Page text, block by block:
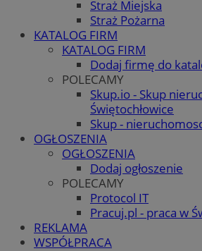
Straż Miejska
Straż Pożarna
KATALOG FIRM
KATALOG FIRM
Dodaj firmę do
POLECAMY
Skup.io - Skup
Świętochłowice
Skup -
OGŁOSZENIA
OGŁOSZENIA
Dodaj ogłoszenie
POLECAMY
Protocol IT
Pracuj.pl - praca w
REKLAMA
WSPÓŁPRACA